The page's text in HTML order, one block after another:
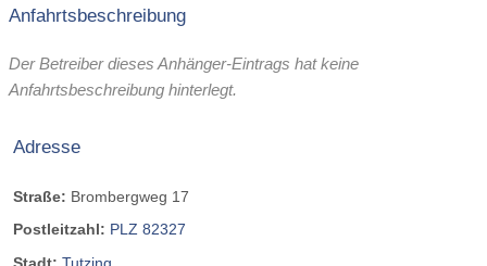
Anfahrtsbeschreibung
Der Betreiber dieses Anhänger-Eintrags hat keine
Anfahrtsbeschreibung hinterlegt.
Adresse
Straße: Brombergweg 17
Postleitzahl: PLZ 82327
Stadt: Tutzing